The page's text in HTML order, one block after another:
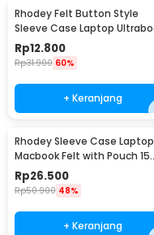
Rhodey Felt Button Style
Sleeve Case Laptop
15 Inch - DA58
Rp12.800
Rp31.900 60%
+ Keranjang
Rhodey Sleeve Case Laptop
Macbook Felt with Pouch 15
Inch - AK01
Rp26.500
Rp50.900 48%
+ Keranjang